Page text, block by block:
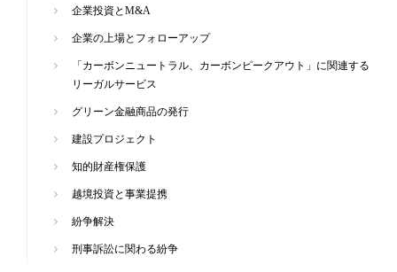
企業投資とM&A
企業の上場とフォローアップ
「カーボンニュートラル、カーボンピークアウト」に関連する
リーガルサービス
グリーン金融商品の発行
建設プロジェクト
知的財産権保護
越境投資と事業提携
紛争解決
刑事訴訟に関わる紛争